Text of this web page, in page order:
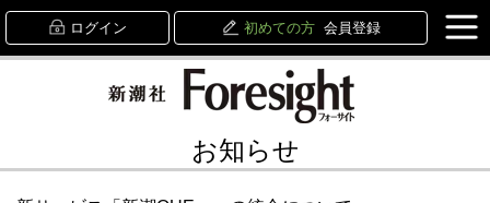
ログイン 初めての方 会員登録
お知らせ